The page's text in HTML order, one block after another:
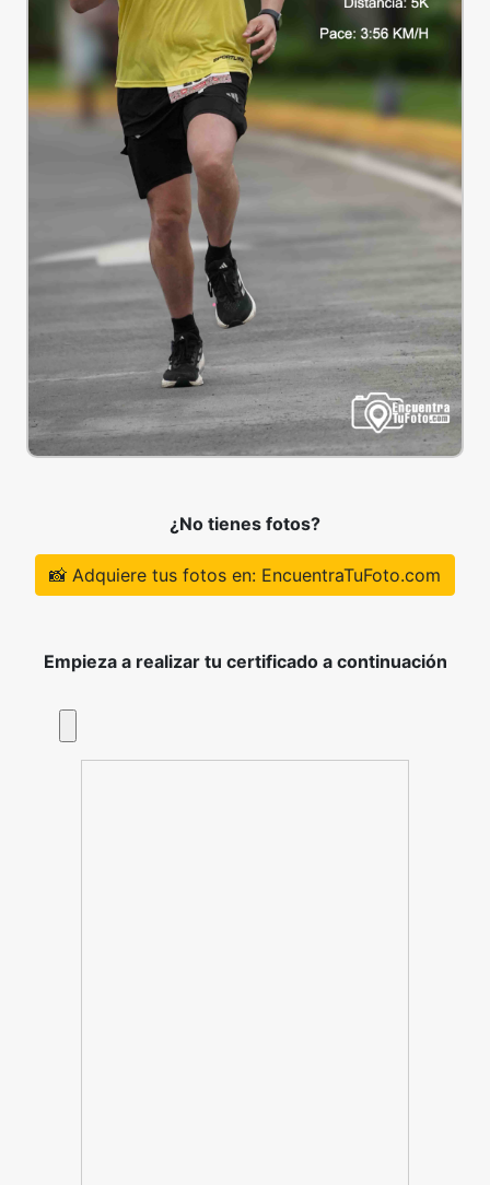
¿No tienes fotos?
📸 Adquiere tus fotos en: EncuentraTuFoto.com
Empieza a realizar tu certificado a continuación